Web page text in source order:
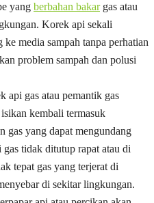
yang berbahan bakargas atau
Korek api sekali
media sampah tanpa perhatian
problem sampah dan polusi
api gas atau pemantik gas
kembali termasuk
gas yang dapat mengundang
tidak ditutup rapat atau di
tepat gas yang terjerat di
di sekitar lingkungan.